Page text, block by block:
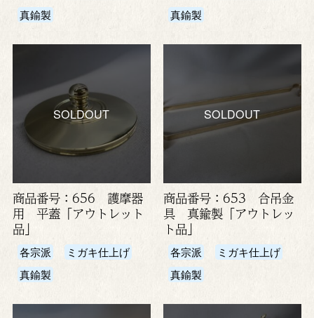
真鍮製
真鍮製
SOLDOUT
商品番号：656 護摩器
用 平蓋「アウトレット
品」
各宗派
ミガキ仕上げ
真鍮製
SOLDOUT
商品番号：653 合吊金
具 真鍮製「アウトレッ
ト品」
各宗派
ミガキ仕上げ
真鍮製